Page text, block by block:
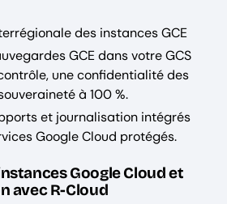
des instances GCE
GCE dans votre GCS
une confidentialité des
à 100 %.
et journalisation intégrés
Google Cloud protégés.
Google Cloud et
avec R-Cloud